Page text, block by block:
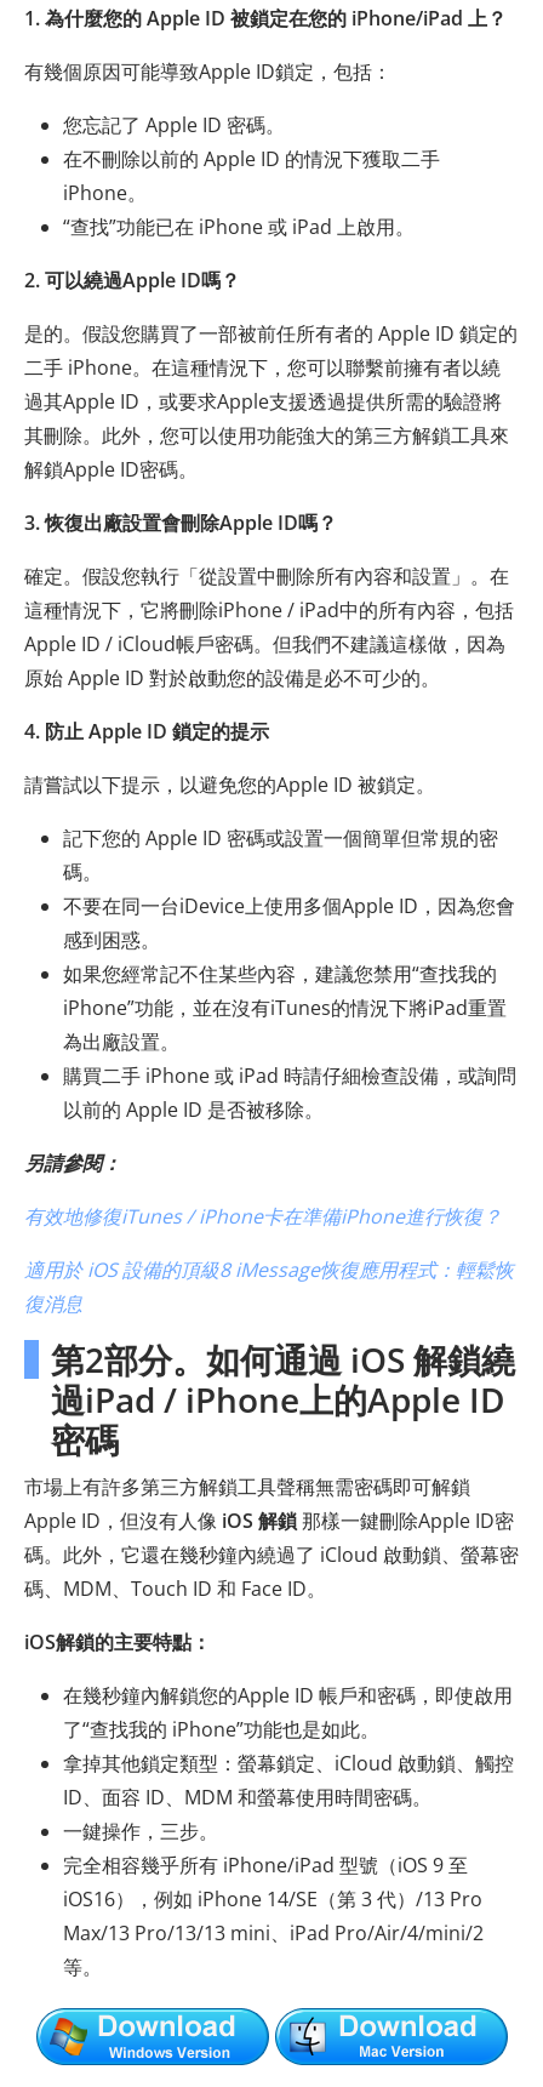
1. 為什麼您的 Apple ID 被鎖定在您的 iPhone/iPad 上？
有幾個原因可能導致Apple ID鎖定，包括：
您忘記了 Apple ID 密碼。
在不刪除以前的 Apple ID 的情況下獲取二手
iPhone。
“查找”功能已在 iPhone 或 iPad 上啟用。
2. 可以繞過Apple ID嗎？
是的。假設您購買了一部被前任所有者的 Apple ID 鎖定的
二手 iPhone。在這種情況下，您可以聯繫前擁有者以繞
過其Apple ID，或要求Apple支援透過提供所需的驗證將
其刪除。此外，您可以使用功能強大的第三方解鎖工具來
解鎖Apple ID密碼。
3. 恢復出廠設置會刪除Apple ID嗎？
確定。假設您執行「從設置中刪除所有內容和設置」。在
這種情況下，它將刪除iPhone / iPad中的所有內容，包括
Apple ID / iCloud帳戶密碼。但我們不建議這樣做，因為
原始 Apple ID 對於啟動您的設備是必不可少的。
4. 防止 Apple ID 鎖定的提示
請嘗試以下提示，以避免您的Apple ID 被鎖定。
記下您的 Apple ID 密碼或設置一個簡單但常規的密
碼。
不要在同一台iDevice上使用多個Apple ID，因為您會
感到困惑。
如果您經常記不住某些內容，建議您禁用“查找我的
iPhone”功能，並在沒有iTunes的情況下將iPad重置
為出廠設置。
購買二手 iPhone 或 iPad 時請仔細檢查設備，或詢問
以前的 Apple ID 是否被移除。
另請參閱：
有效地修復iTunes / iPhone卡在準備iPhone進行恢復？
適用於 iOS 設備的頂級8 iMessage恢復應用程式：輕鬆恢
復消息
第2部分。如何通過 iOS 解鎖繞
過iPad / iPhone上的Apple ID
密碼
市場上有許多第三方解鎖工具聲稱無需密碼即可解鎖
Apple ID，但沒有人像 iOS 解鎖那樣一鍵刪除Apple ID密
碼。此外，它還在幾秒鐘內繞過了 iCloud 啟動鎖、螢幕密
碼、MDM、Touch ID 和 Face ID。
iOS解鎖的主要特點：
在幾秒鐘內解鎖您的Apple ID 帳戶和密碼，即使啟用
了“查找我的 iPhone”功能也是如此。
拿掉其他鎖定類型：螢幕鎖定、iCloud 啟動鎖、觸控
ID、面容 ID、MDM 和螢幕使用時間密碼。
一鍵操作，三步。
完全相容幾乎所有 iPhone/iPad 型號（iOS 9 至
iOS16），例如 iPhone 14/SE（第 3 代）/13 Pro
Max/13 Pro/13/13 mini、iPad Pro/Air/4/mini/2
等。